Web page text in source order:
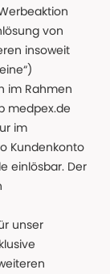
von
insoweit
im Rahmen
medpex.de
im
Kundenkonto
einlösbar. Der
unser